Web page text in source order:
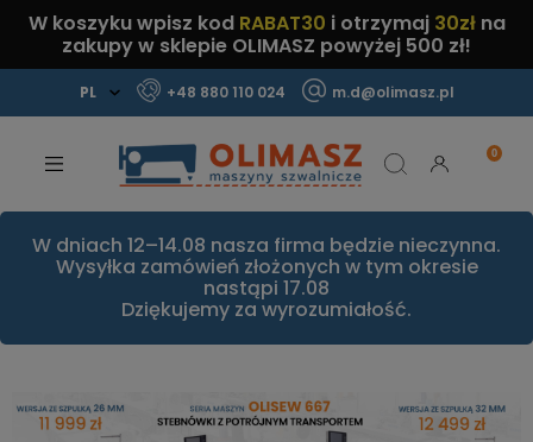
W koszyku wpisz kod RABAT30 i otrzymaj 30złna
zakupy w sklepie OLIMASZ powyżej 500 zł!
+48 880 110 024 m.d@olimasz.pl
Sprawdź!
W dniach 12–14.08 nasza firma będzie nieczynna.
Wysyłka zamówień złożonych w tym okresie
nastąpi 17.08
Dziękujemy za wyrozumiałość.